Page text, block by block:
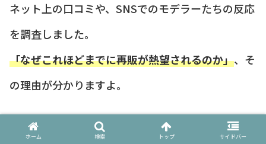
ネット上の口コミや、SNSでのモデラーたちの反応
を調査しました。
「なぜこれほどまでに再販が熱望されるのか」、そ
の理由が分かりますよ。
まず目立つのは、プロポーションの美しさに対する
ホーム 検索 トップ サイドバー